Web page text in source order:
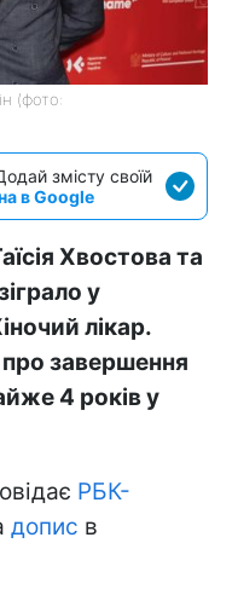
(фото:
змісту своїй
в Google
Хвостова та
у
лікар.
завершення
4 років у
РБК-
допис в